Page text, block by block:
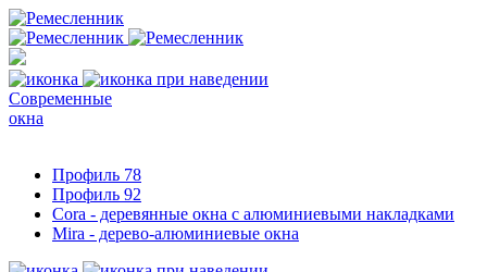
Современные
окна
Профиль 78
Профиль 92
Cora - деревянные окна с алюминиевыми накладками
Mira - дерево-алюминиевые окна